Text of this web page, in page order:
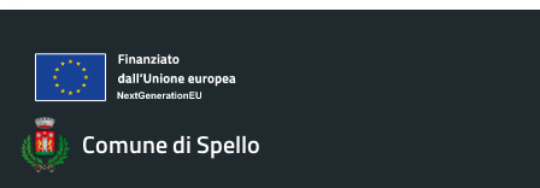
Comune di Spello